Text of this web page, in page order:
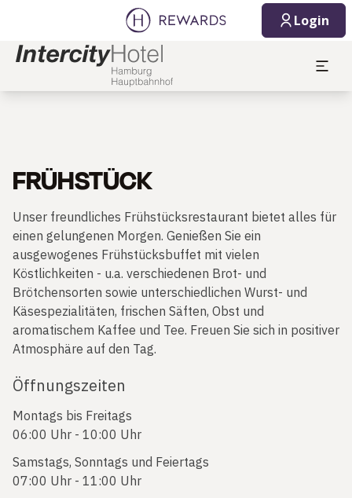
Login
FRÜHSTÜCK
Unser freundliches Frühstücksrestaurant bietet alles für
einen gelungenen Morgen. Genießen Sie ein
ausgewogenes Frühstücksbuffet mit vielen
Köstlichkeiten - u.a. verschiedenen Brot- und
Brötchensorten sowie unterschiedlichen Wurst- und
Käsespezialitäten, frischen Säften, Obst und
aromatischem Kaffee und Tee. Freuen Sie sich in positiver
Atmosphäre auf den Tag.
Öffnungszeiten
Montags bis Freitags
06:00 Uhr - 10:00 Uhr
Samstags, Sonntags und Feiertags
07:00 Uhr - 11:00 Uhr